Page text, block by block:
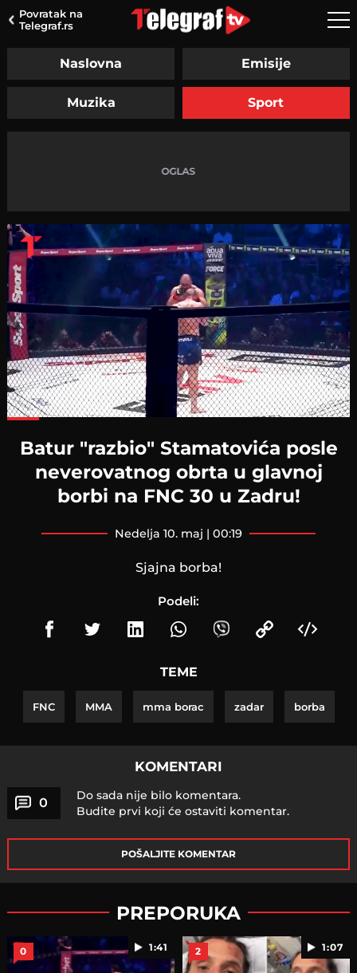
Povratak na
Telegraf.rs
Naslovna Emisije
Muzika Sport
Batur "razbio" Stamatovića posle
neverovatnog obrta u glavnoj
borbi na FNC 30 u Zadru!
nedelja 10. maj | 00:19
Sjajna borba!
Podeli:
TEME
FNC MMA mma borac zadar borba
KOMENTARI
0
Do sada nije bilo komentara.
Budite prvi koji će ostaviti komentar.
POŠALJITE KOMENTAR
PREPORUKA
1:41
0 1:07
2